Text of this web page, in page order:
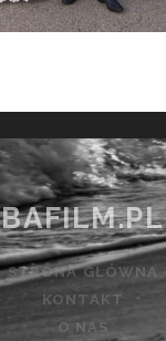
BAFILM.PL
STRONA GŁÓWNA
KONTAKT
O NAS